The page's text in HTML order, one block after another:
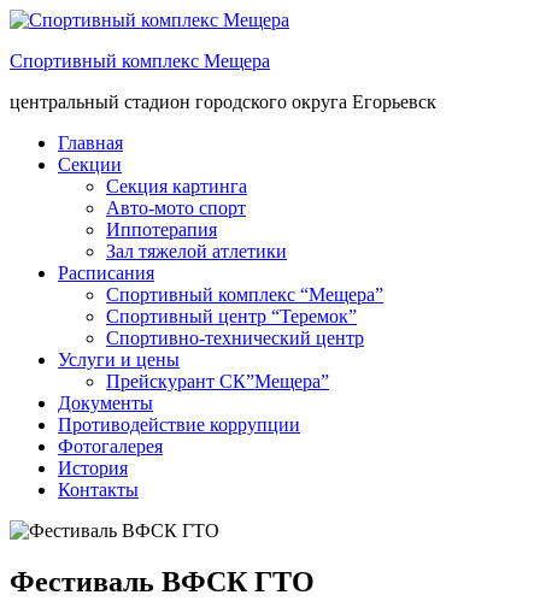
Спортивный комплекс Мещера
центральный стадион городского округа Егорьевск
Главная
Секции
Секция картинга
Авто-мото спорт
Иппотерапия
Зал тяжелой атлетики
Расписания
Спортивный комплекс “Мещера”
Спортивный центр “Теремок”
Спортивно-технический центр
Услуги и цены
Прейскурант СК”Мещера”
Документы
Противодействие коррупции
Фотогалерея
История
Контакты
Фестиваль ВФСК ГТО